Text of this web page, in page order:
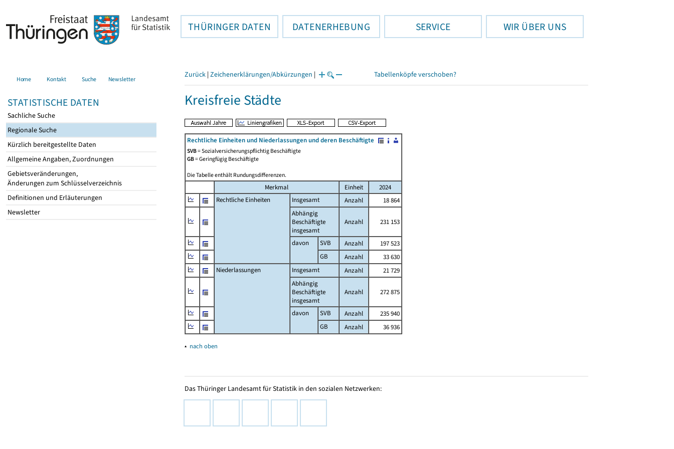
THÜRINGER DATEN DATENERHEBUNG SERVICE WIR ÜBER UNS
Home Kontakt Suche Newsletter
STATISTISCHE DATEN
Sachliche Suche
Regionale Suche
Kürzlich bereitgestellte Daten
Allgemeine Angaben, Zuordnungen
Gebietsveränderungen,
Änderungen zum Schlüsselverzeichnis
Definitionen und Erläuterungen
Newsletter
Zurück | Zeichenerklärungen/Abkürzungen | Tabellenköpfe verschoben?
Kreisfreie Städte
Rechtliche Einheiten und Niederlassungen und deren Beschäftigte
SVB= Sozialversicherungspflichtig Beschäftigte
GB= Geringfügig Beschäftigte
Die Tabelle enthält Rundungsdifferenzen.
Merkmal Einheit
2024
Rechtliche Einheiten
Insgesamt Anzahl
18 864
Abhängig
Beschäftigte
insgesamt
Anzahl 231 153
davon SVB Anzahl
197 523
GB
Anzahl
33 630
Niederlassungen
Insgesamt Anzahl
21 729
Abhängig
Beschäftigte
insgesamt
Anzahl 272 875
davon SVB Anzahl
235 940
GB
Anzahl 36 936
▴ nach oben
Das Thüringer Landesamt für Statistik in den sozialen Netzwerken: